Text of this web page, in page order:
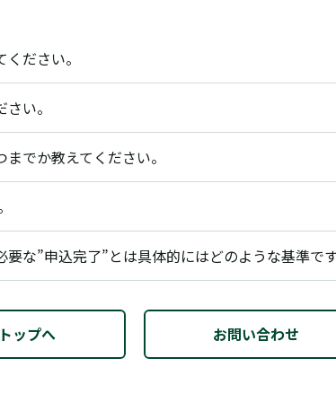
ださい。
い。
でか教えてください。
な”申込完了”とは具体的にはどのような基準で
ップへ お問い合わせ